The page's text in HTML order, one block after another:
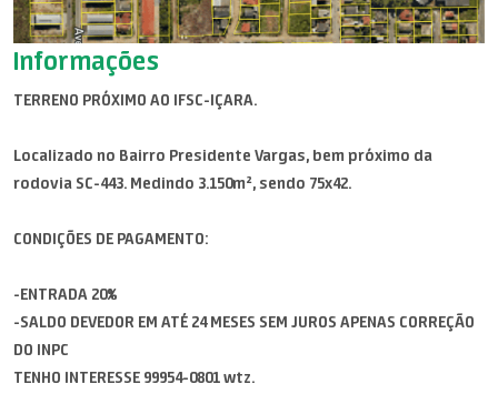
Informações
TERRENO PRÓXIMO AO IFSC-IÇARA.
Localizado no Bairro Presidente Vargas, bem próximo da
rodovia SC-443. Medindo 3.150m², sendo 75x42.
CONDIÇÕES DE PAGAMENTO:
-ENTRADA 20%
-SALDO DEVEDOR EM ATÉ 24 MESES SEM JUROS APENAS CORREÇÃO
DO INPC
TENHO INTERESSE 99954-0801 wtz.